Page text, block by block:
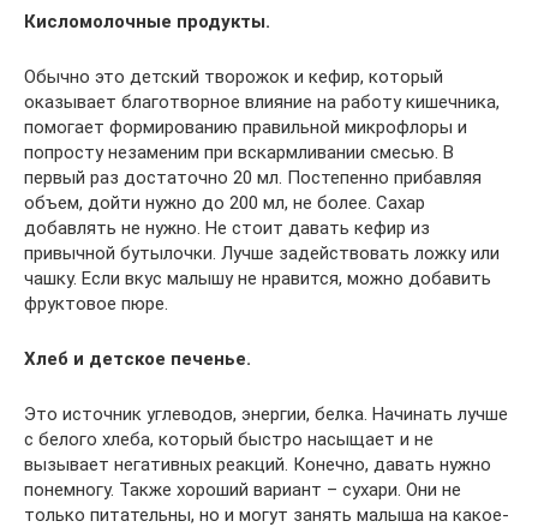
Кисломолочные продукты.
Обычно это детский творожок и кефир, который
оказывает благотворное влияние на работу кишечника,
помогает формированию правильной микрофлоры и
попросту незаменим при вскармливании смесью. В
первый раз достаточно 20 мл. Постепенно прибавляя
объем, дойти нужно до 200 мл, не более. Сахар
добавлять не нужно. Не стоит давать кефир из
привычной бутылочки. Лучше задействовать ложку или
чашку. Если вкус малышу не нравится, можно добавить
фруктовое пюре.
Хлеб и детское печенье.
Это источник углеводов, энергии, белка. Начинать лучше
с белого хлеба, который быстро насыщает и не
вызывает негативных реакций. Конечно, давать нужно
понемногу. Также хороший вариант – сухари. Они не
только питательны, но и могут занять малыша на какое-